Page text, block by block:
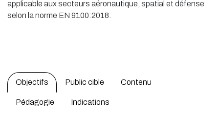
applicable aux secteurs aéronautique, spatial et défense
selon la norme EN 9100:2018.
Objectifs Public cible Contenu
Pédagogie Indications